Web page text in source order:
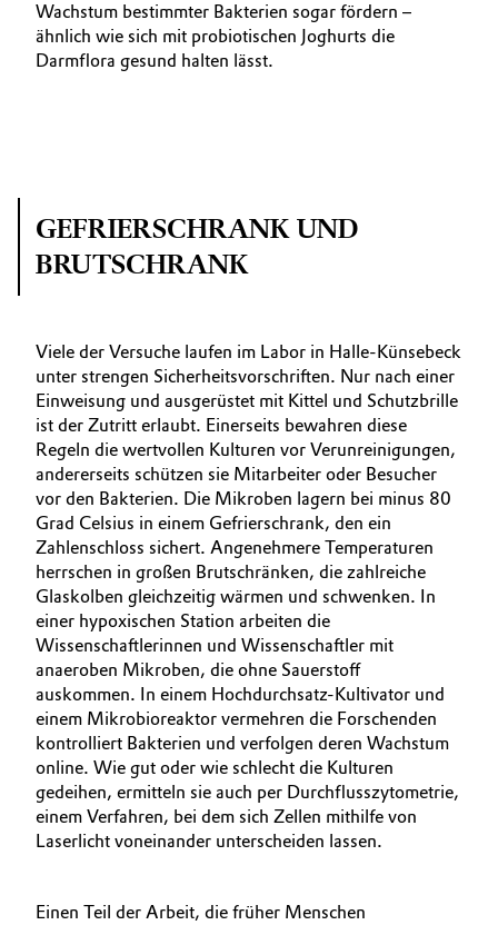
Wachstum bestimmter Bakterien sogar fördern –
ähnlich wie sich mit probiotischen Joghurts die
Darmflora gesund halten lässt.
GEFRIERSCHRANK UND
BRUTSCHRANK
Viele der Versuche laufen im Labor in Halle-Künsebeck
unter strengen Sicherheitsvorschriften. Nur nach einer
Einweisung und ausgerüstet mit Kittel und Schutzbrille
ist der Zutritt erlaubt. Einerseits bewahren diese
Regeln die wertvollen Kulturen vor Verunreinigungen,
andererseits schützen sie Mitarbeiter oder Besucher
vor den Bakterien. Die Mikroben lagern bei minus 80
Grad Celsius in einem Gefrierschrank, den ein
Zahlenschloss sichert. Angenehmere Temperaturen
herrschen in großen Brutschränken, die zahlreiche
Glaskolben gleichzeitig wärmen und schwenken. In
einer hypoxischen Station arbeiten die
Wissenschaftlerinnen und Wissenschaftler mit
anaeroben Mikroben, die ohne Sauerstoff
auskommen. In einem Hochdurchsatz-Kultivator und
einem Mikrobioreaktor vermehren die Forschenden
kontrolliert Bakterien und verfolgen deren Wachstum
online. Wie gut oder wie schlecht die Kulturen
gedeihen, ermitteln sie auch per Durchflusszytometrie,
einem Verfahren, bei dem sich Zellen mithilfe von
Laserlicht voneinander unterscheiden lassen.
Einen Teil der Arbeit, die früher Menschen